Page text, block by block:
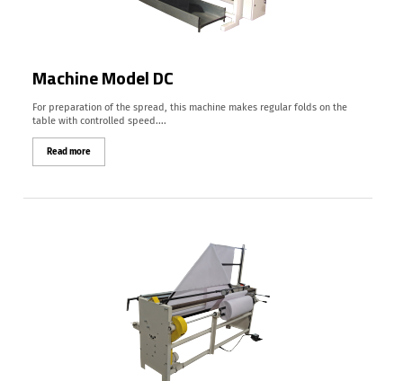
Machine Model DC
For preparation of the spread, this machine makes regular folds on the
table with controlled speed....
Read more